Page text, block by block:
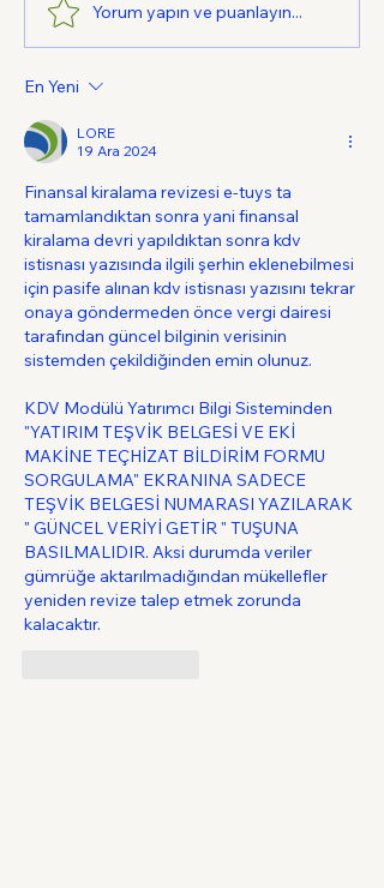
Yatırım Teşvik Belgesi
Kapsamında KDV
Yorum yapın ve puanlayın...
En Yeni
LORE
19 Ara 2024
Finansal kiralama revizesi e-tuys ta
tamamlandıktan sonra yani finansal
kiralama devri yapıldıktan sonra kdv
istisnası yazısında ilgili şerhin eklenebilmesi
için pasife alınan kdv istisnası yazısını tekrar
onaya göndermeden önce vergi dairesi
tarafından güncel bilginin verisinin
sistemden çekildiğinden emin olunuz.
KDV Modülü Yatırımcı Bilgi Sisteminden
"YATIRIM TEŞVİK BELGESİ VE EKİ
MAKİNE TEÇHİZAT BİLDİRİM FORMU
SORGULAMA" EKRANINA SADECE
TEŞVİK BELGESİ NUMARASI YAZILARAK
" GÜNCEL VERİYİ GETİR " TUŞUNA
BASILMALIDIR. Aksi durumda veriler
gümrüğe aktarılmadığından mükellefler
yeniden revize talep etmek zorunda
kalacaktır.